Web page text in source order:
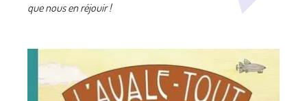
que nous en réjouir !